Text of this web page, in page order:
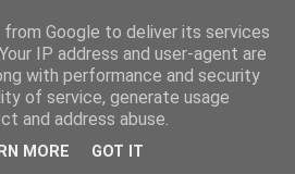
Google to deliver its services
IP address and user-agent are
with performance and security
of service, generate usage
and address abuse.
MORE GOT IT